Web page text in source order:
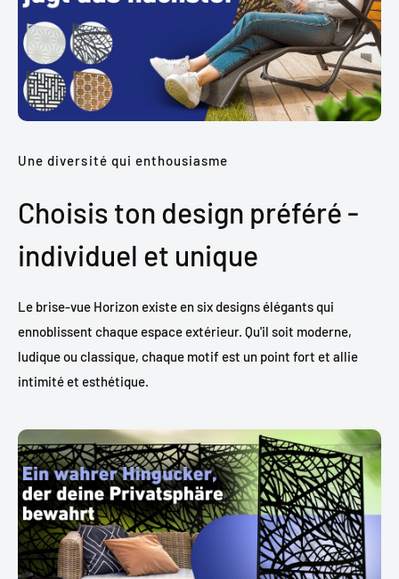
Une diversité qui enthousiasme
Choisis ton design préféré -
individuel et unique
Le brise-vue Horizon existe en six designs élégants qui
ennoblissent chaque espace extérieur. Qu'il soit moderne,
ludique ou classique, chaque motif est un point fort et allie
intimité et esthétique.